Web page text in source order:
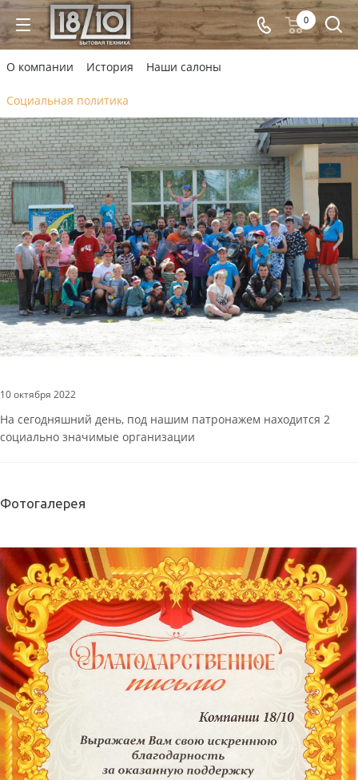
0
О компании История Наши салоны
Социальная политика
10 октября 2022
На сегодняшний день, под нашим патронажем находится 2
социально значимые организации
Фотогалерея